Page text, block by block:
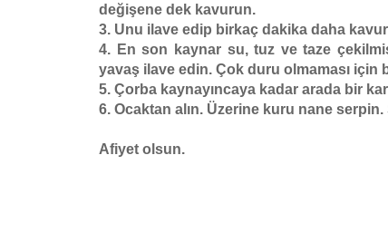
değişene dek kavurun.
3. Unu ilave edip birkaç dakika daha
4. En son kaynar su, tuz ve taze
yavaş ilave edin. Çok duru olmaması için
5. Çorba kaynayıncaya kadar arada bir
6. Ocaktan alın. Üzerine kuru nane serpin.
Afiyet olsun.